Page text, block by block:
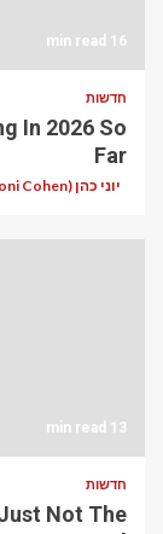
16 min read
חדשות
In 2026 So
Far
יוני כהן (Yoni Cohen)
13 min read
חדשות
Not The